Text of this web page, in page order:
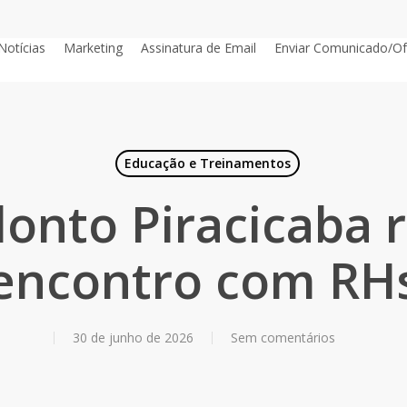
Marketing Assinatura de Email Enviar Comunicado/
Educação e Treinamentos
Piracicaba
com
30 de junho de 2026 Sem comentários